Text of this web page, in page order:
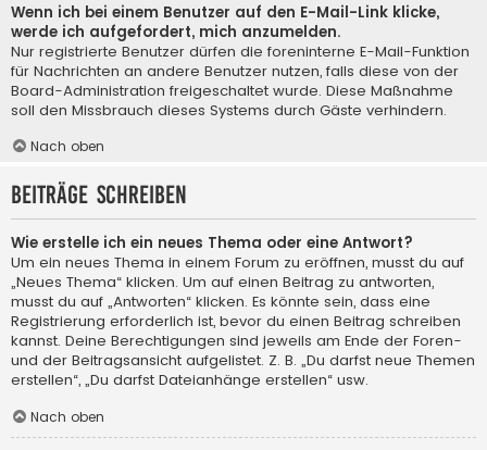
Wenn ich bei einem Benutzer auf den E-Mail-Link klicke,
werde ich aufgefordert, mich anzumelden.
Nur registrierte Benutzer dürfen die foreninterne E-Mail-Funktion
für Nachrichten an andere Benutzer nutzen, falls diese von der
Board-Administration freigeschaltet wurde. Diese Maßnahme
soll den Missbrauch dieses Systems durch Gäste verhindern.
Nach oben
Beiträge schreiben
Wie erstelle ich ein neues Thema oder eine Antwort?
Um ein neues Thema in einem Forum zu eröffnen, musst du auf
„Neues Thema“ klicken. Um auf einen Beitrag zu antworten,
musst du auf „Antworten“ klicken. Es könnte sein, dass eine
Registrierung erforderlich ist, bevor du einen Beitrag schreiben
kannst. Deine Berechtigungen sind jeweils am Ende der Foren-
und der Beitragsansicht aufgelistet. Z. B. „Du darfst neue Themen
erstellen“, „Du darfst Dateianhänge erstellen“ usw.
Nach oben